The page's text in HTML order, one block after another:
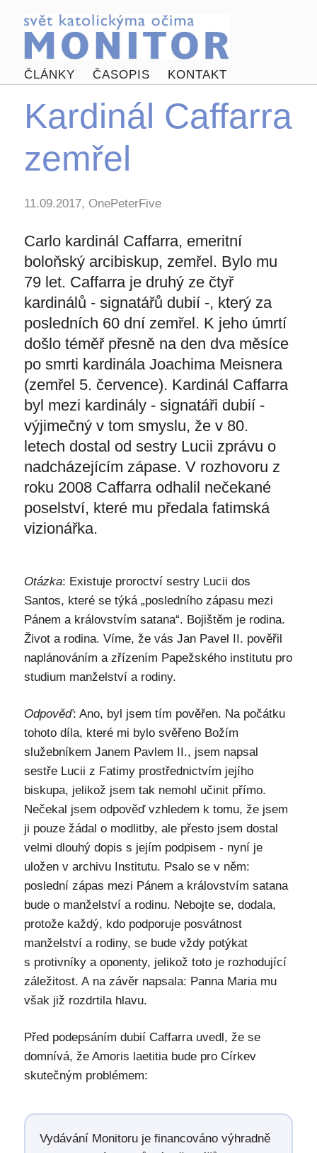
ČLÁNKY ČASOPIS KONTAKT
Kardinál Caffarra
zemřel
11.09.2017, OnePeterFive
Carlo kardinál Caffarra, emeritní
boloňský arcibiskup, zemřel. Bylo mu
79 let. Caffarra je druhý ze čtyř
kardinálů - signatářů dubií -, který za
posledních 60 dní zemřel. K jeho úmrtí
došlo téměř přesně na den dva měsíce
po smrti kardinála Joachima Meisnera
(zemřel 5. července). Kardinál Caffarra
byl mezi kardinály - signatáři dubií -
výjimečný v tom smyslu, že v 80.
letech dostal od sestry Lucii zprávu o
nadcházejícím zápase. V rozhovoru z
roku 2008 Caffarra odhalil nečekané
poselství, které mu předala fatimská
vizionářka.
Otázka: Existuje proroctví sestry Lucii dos
Santos, které se týká „posledního zápasu mezi
Pánem a královstvím satana“. Bojištěm je rodina.
Život a rodina. Víme, že vás Jan Pavel II. pověřil
naplánováním a zřízením Papežského institutu pro
studium manželství a rodiny.
Odpověď: Ano, byl jsem tím pověřen. Na počátku
tohoto díla, které mi bylo svěřeno Božím
služebníkem Janem Pavlem II., jsem napsal
sestře Lucii z Fatimy prostřednictvím jejího
biskupa, jelikož jsem tak nemohl učinit přímo.
Nečekal jsem odpověď vzhledem k tomu, že jsem
ji pouze žádal o modlitby, ale přesto jsem dostal
velmi dlouhý dopis s jejím podpisem - nyní je
uložen v archivu Institutu. Psalo se v něm:
poslední zápas mezi Pánem a královstvím satana
bude o manželství a rodinu. Nebojte se, dodala,
protože každý, kdo podporuje posvátnost
manželství a rodiny, se bude vždy potýkat
s protivníky a oponenty, jelikož toto je rozhodující
záležitost. A na závěr napsala: Panna Maria mu
však již rozdrtila hlavu.
Před podepsáním dubií Caffarra uvedl, že se
domnívá, že Amoris laetitia bude pro Církev
skutečným problémem:
Vydávání Monitoru je financováno výhradně